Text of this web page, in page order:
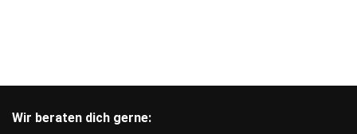
Wir beraten dich gerne: